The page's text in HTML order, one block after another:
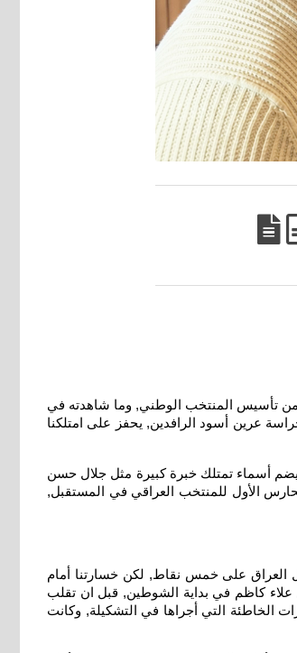
تأسيس المنتخب الوطني, وما شاهدته في
عرين أسود الرافدين, يحفز على امتلكنا
أسماء تمتلك خبرة كبيرة مثل جلال حسن
الأول للمنتخب العراقي في المستقبل,
بعد أن حصل العراق على خمس نقاط, لكن خسارتنا أمام
علاء كاظم في بداية الشوطين, قبل ان تقلب
التغييرات الخاطئة التي أجراها في التشكيلة, وكانت